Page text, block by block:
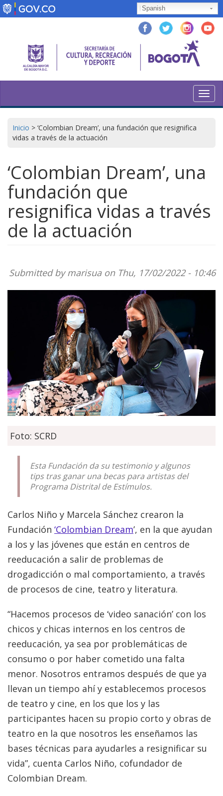
Skip
to
Spanish
Inicio > ‘Colombian Dream’, una fundación que resignifica
vidas a través de la actuación
‘Colombian Dream’, una
fundación que
resignifica vidas a través
de la actuación
Submitted by marisuaon Thu, 17/02/2022 - 10:46
Foto: SCRD
Esta Fundación da su testimonio y algunos
tips tras ganar una becas para artistas del
Programa Distrital de Estímulos.
Carlos Niño y Marcela Sánchez crearon la
Fundación ‘Colombian Dream’, en la que ayudan
a los y las jóvenes que están en centros de
reeducación a salir de problemas de
drogadicción o mal comportamiento, a través
de procesos de cine, teatro y literatura.
“Hacemos procesos de ‘video sanación’ con los
chicos y chicas internos en los centros de
reeducación, ya sea por problemáticas de
consumo o por haber cometido una falta
menor. Nosotros entramos después de que ya
llevan un tiempo ahí y establecemos procesos
de teatro y cine, en los que los y las
participantes hacen su propio corto y obras de
teatro en la que nosotros les enseñamos las
bases técnicas para ayudarles a resignificar su
vida”, cuenta Carlos Niño, cofundador de
Colombian Dream.